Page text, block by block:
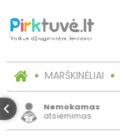
MARŠKINĖLIAI
Nemokamas
atsiėmimas